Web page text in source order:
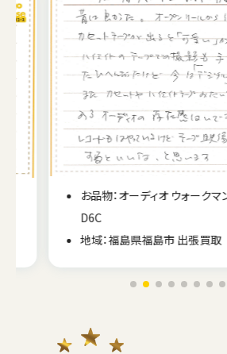
お品物：オーディオ ウォークマ
D6C
地域：福島県福島市 出張買取